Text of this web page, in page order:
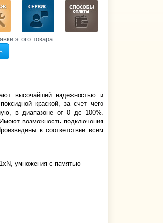
этого товара:
высочайшей надежностью и
краской, за счет чего
в диапазоне от 0 до 100%.
возможность подключения
в соответствии всем
умножения с памятью